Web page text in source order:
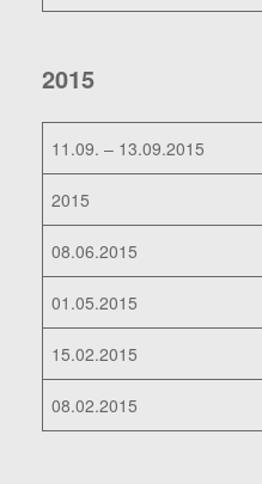
2015
11.09. – 13.09.2015
2015
08.06.2015
01.05.2015
15.02.2015
08.02.2015